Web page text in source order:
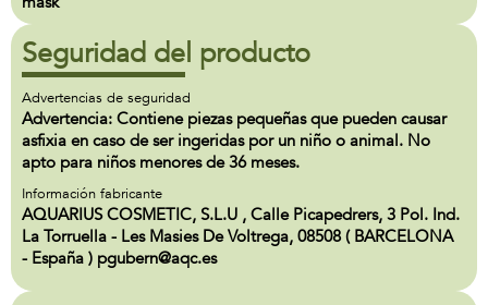
Seguridad del producto
Advertencias de seguridad
Advertencia: Contiene piezas pequeñas que pueden causar
asfixia en caso de ser ingeridas por un niño o animal. No
apto para niños menores de 36 meses.
Información fabricante
AQUARIUS COSMETIC, S.L.U , Calle Picapedrers, 3 Pol. Ind.
La Torruella - Les Masies De Voltrega, 08508 ( BARCELONA
- España ) pgubern@aqc.es